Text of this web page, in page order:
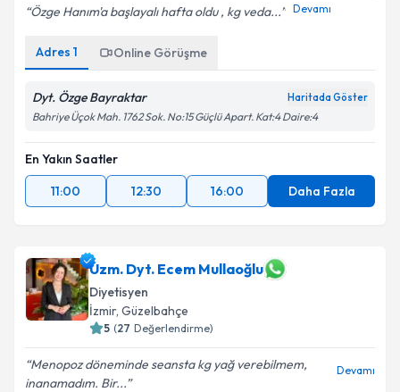
Özge Hanım'a başlayalı hafta oldu , kg veda... Devamı
Adres 1 Online Görüşme
Dyt. Özge Bayraktar Haritada Göster
Bahriye Üçok Mah. 1762 Sok. No:15 Güçlü Apart. Kat:4 Daire:4
En Yakın Saatler
11:00
12:30 16:00 Daha Fazla
Uzm. Dyt. Ecem Mullaoğlu
Diyetisyen
İzmir, Güzelbahçe
5 (27 Değerlendirme)
Menopoz döneminde seansta kg yağ verebilmem,
inanamadım. Bir...
Devamı